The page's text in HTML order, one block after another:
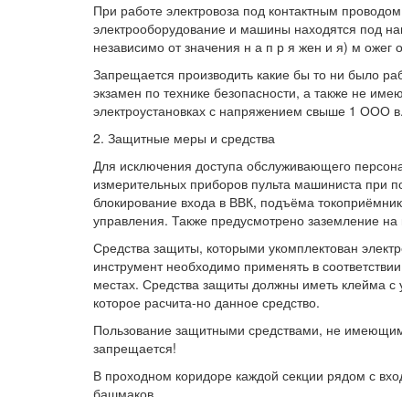
При работе электровоза под контактным
электрооборудование и машины находятся под
независимо от значения н а п р я жен и я) м ожег
Запрещается производить какие бы то ни было
экзамен по технике безопасности, а также не
электроустановках с напряжением свыше 1 ООО в.
2. Защитные меры и средства
Для исключения доступа обслуживающего
измерительных приборов пульта машиниста при
блокирование входа в ВВК, подъёма
управления. Также предусмотрено заземление
Средства защиты, которыми укомплектован
инструмент необходимо применять в
местах. Средства защиты должны иметь клейма
которое расчита-но данное средство.
Пользование защитными средствами, не
запрещается!
В проходном коридоре каждой секции рядом с
башмаков.